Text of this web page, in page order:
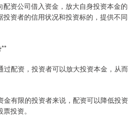
配资公司借入资金，放大自身投资本金的
资者的信用状况和投资标的，提供不同
过配资，投资者可以放大投资本金，从而
金有限的投资者来说，配资可以降低投资
投资。